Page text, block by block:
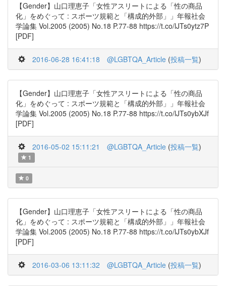
【Gender】山口理恵子「女性アスリートによる「性の商品
化」をめぐって : スポーツ規範と「構成的外部」」年報社会
学論集 Vol.2005 (2005) No.18 P.77-88 https://t.co/lJTs0ytz7P
[PDF]
2016-06-28 16:41:18 @LGBTQA_Article (投稿一覧)
【Gender】山口理恵子「女性アスリートによる「性の商品
化」をめぐって : スポーツ規範と「構成的外部」」年報社会
学論集 Vol.2005 (2005) No.18 P.77-88 https://t.co/lJTs0ybXJf
[PDF]
2016-05-02 15:11:21 @LGBTQA_Article (投稿一覧)
1
0
【Gender】山口理恵子「女性アスリートによる「性の商品
化」をめぐって : スポーツ規範と「構成的外部」」年報社会
学論集 Vol.2005 (2005) No.18 P.77-88 https://t.co/lJTs0ybXJf
[PDF]
2016-03-06 13:11:32 @LGBTQA_Article (投稿一覧)